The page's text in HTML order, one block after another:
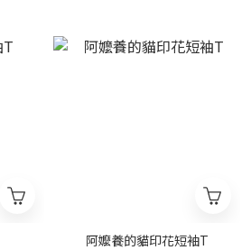
阿嬤養的貓印花短袖T